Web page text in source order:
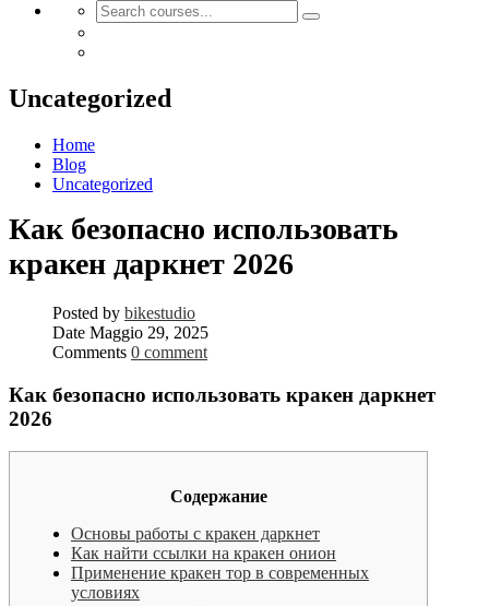
Uncategorized
Home
Blog
Uncategorized
Как безопасно использовать
кракен даркнет 2026
Posted by bikestudio
Date Maggio 29, 2025
Comments 0 comment
Как безопасно использовать кракен даркнет
2026
Содержание
Основы работы с кракен даркнет
Как найти ссылки на кракен онион
Применение кракен тор в современных
условиях